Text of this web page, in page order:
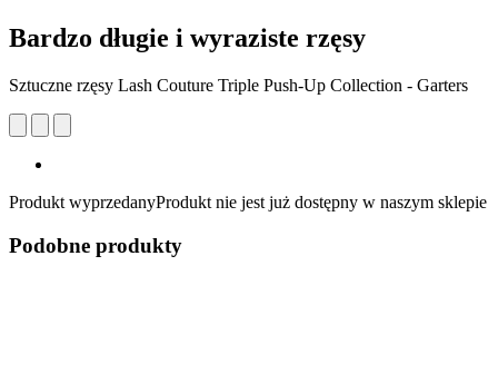
Bardzo długie i wyraziste rzęsy
Sztuczne rzęsy Lash Couture Triple Push-Up Collection - Garters
Produkt wyprzedanyProdukt nie jest już dostępny w naszym sklepie
Podobne produkty